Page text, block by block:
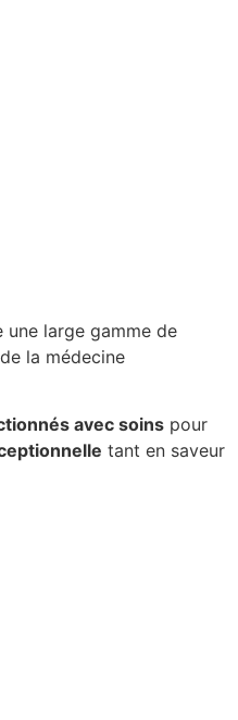
une large gamme de
la médecine
avec soins pour
tant en saveur